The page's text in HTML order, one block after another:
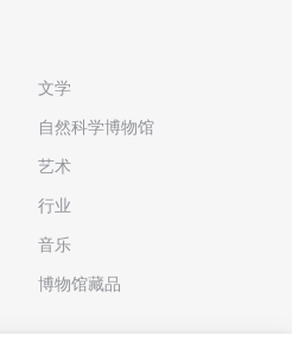
文学
自然科学博物馆
艺术
行业
音乐
博物馆藏品